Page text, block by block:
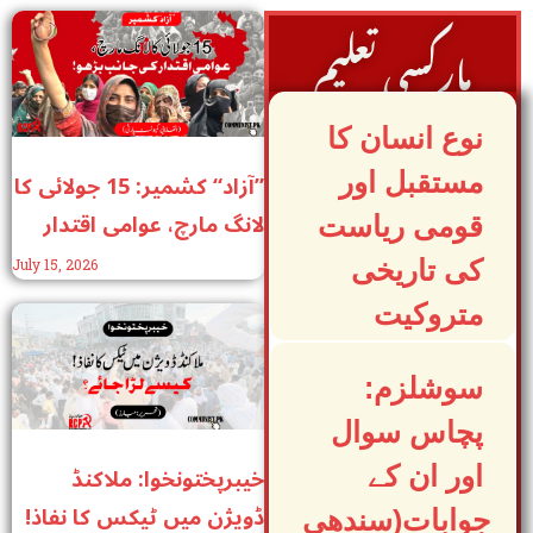
”آزاد“ کشمیر: 15 جولائی کا
لانگ مارچ، عوامی اقتدار
کی جانب بڑھو!
July 15, 2026
خیبرپختونخوا: ملاکنڈ
ڈویژن میں ٹیکس کا نفاذ!
مارکسی تعلیم
نوع انسان کا
مستقبل اور
قومی ریاست
کی تاریخی
متروکیت
سوشلزم:
پچاس سوال
اور ان کے
جوابات(سندھی